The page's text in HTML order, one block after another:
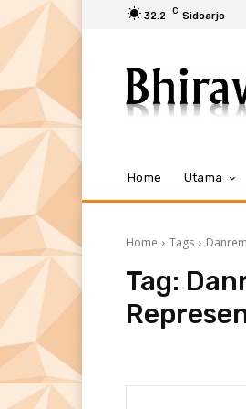
32.2 C Sidoarjo
Home Utama
Home Tags
Tag: